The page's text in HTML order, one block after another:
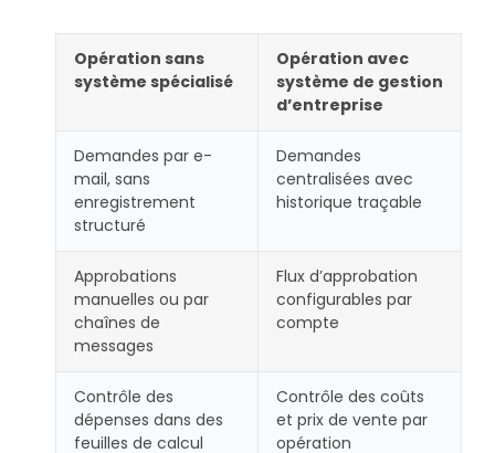
Opération sans
système spécialisé
Opération avec
système de gestion
d’entreprise
Demandes par e-
mail, sans
enregistrement
structuré
Demandes
centralisées avec
historique traçable
Approbations
manuelles ou par
chaînes de
messages
Flux d’approbation
configurables par
compte
Contrôle des
dépenses dans des
feuilles de calcul
Contrôle des coûts
et prix de vente par
opération